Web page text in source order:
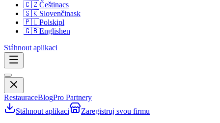
🇨🇿Češtinacs
🇸🇰Slovenčinask
🇵🇱Polskipl
🇬🇧Englishen
Stáhnout aplikaci
RestauraceBlogPro Partnery
Stáhnout aplikaci
Zaregistruj svou firmu